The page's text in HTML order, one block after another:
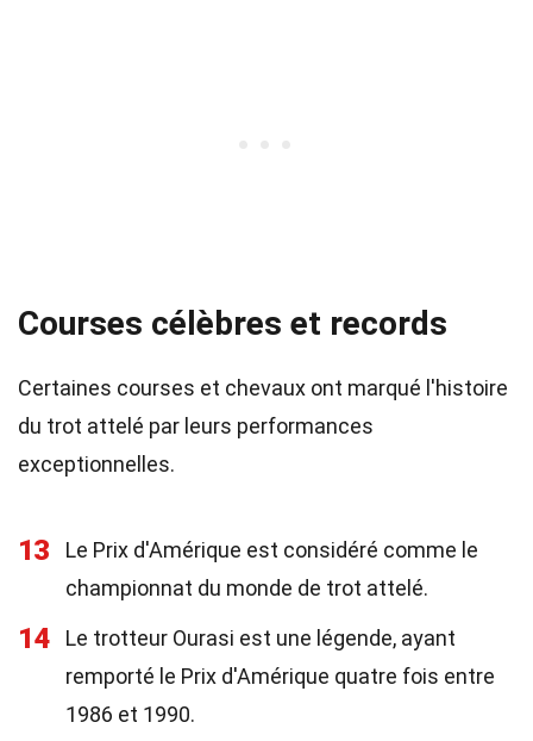
Courses célèbres et records
Certaines courses et chevaux ont marqué l'histoire
du trot attelé par leurs performances
exceptionnelles.
13
Le Prix d'Amérique est considéré comme le
championnat du monde de trot attelé.
14
Le trotteur Ourasi est une légende, ayant
remporté le Prix d'Amérique quatre fois entre
1986 et 1990.